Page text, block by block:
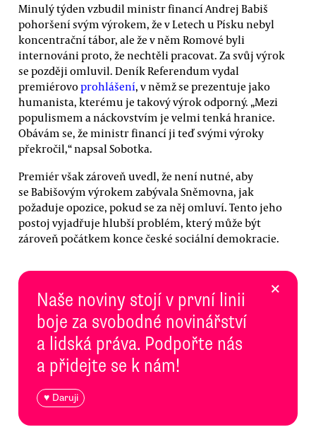
Minulý týden vzbudil ministr financí Andrej Babiš
pohoršení svým výrokem, že v Letech u Písku nebyl
koncentrační tábor, ale že v něm Romové byli
internováni proto, že nechtěli pracovat. Za svůj výrok
se později omluvil. Deník Referendum vydal
premiérovoprohlášení, v němž se prezentuje jako
humanista, kterému je takový výrok odporný. „Mezi
populismem a náckovstvím je velmi tenká hranice.
Obávám se, že ministr financí ji teď svými výroky
překročil,“ napsal Sobotka.
Premiér však zároveň uvedl, že není nutné, aby
se Babišovým výrokem zabývala Sněmovna, jak
požaduje opozice, pokud se za něj omluví. Tento jeho
postoj vyjadřuje hlubší problém, který může být
zároveň počátkem konce české sociální demokracie.
Naše noviny stojí v první linii
boje za svobodné novinářství
a lidská práva. Podpořte nás
a přidejte se k nám!
♥ Daruji
×